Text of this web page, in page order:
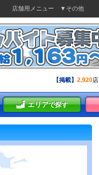
店舗用メニュー ▼その他
【掲載】 2,920店
エリアで探す